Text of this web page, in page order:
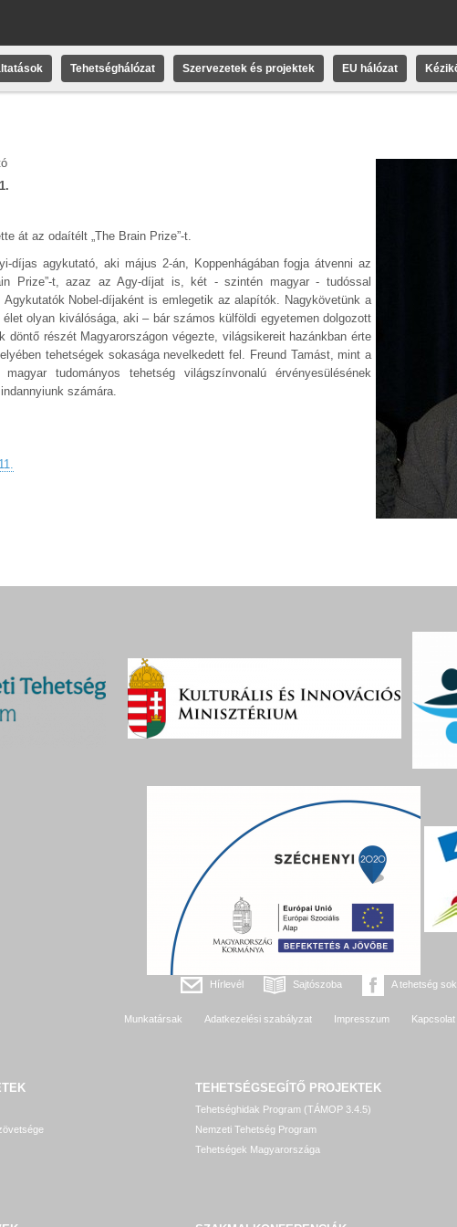
Tehetséghálózat Szervezetek és projektek EU hálózat
át az odaítélt „The Brain Prize”-t.
díjas agykutató, aki május 2-án, Koppenhágában fogja átvenni az
Prize”-t, azaz az Agy-díjat is, két - szintén magyar - tudóssal
Nobel-díjaként is emlegetik az alapítók. Nagykövetünk a
olyan kiválósága, aki – bár számos külföldi egyetemen dolgozott
döntő részét Magyarországon végezte, világsikereit hazánkban érte
tehetségek sokasága nevelkedett fel. Freund Tamást, mint a
tudományos tehetség világszínvonalú érvényesülésének
számára.
Hírlevél Sajtószoba A tehetség
Munkatársak Adatkezelési szabályzat Impresszum Kapcsolat
TEHETSÉGSEGÍTŐ PROJEKTEK
Tehetséghidak Program (TÁMOP 3.4.5)
Nemzeti Tehetség Program
Tehetségek Magyarországa